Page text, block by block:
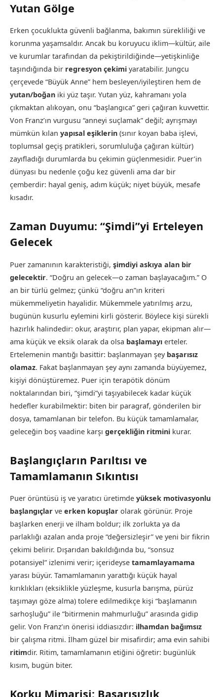
Yutan Gölge
Erken çocuklukta güvenli bağlanma, bakımın sürekliliği ve
korunma yaşamsaldır. Ancak bu koruyucu iklim—kültür, aile
ve kurumlar tarafından da pekiştirildiğinde—yetişkinliğe
taşındığında bir regresyon çekimi yaratabilir. Jungcu
çerçevede “Büyük Anne” hem besleyen/iyileştiren hem de
yutan/boğan iki yüz taşır. Yutan yüz, kahramanı yola
çıkmaktan alıkoyan, onu “başlangıca” geri çağıran kuvvettir.
Von Franz’ın vurgusu “anneyi suçlamak” değil; ayrışmayı
mümkün kılan yapısal eşiklerin (sınır koyan baba işlevi,
toplumsal geçiş pratikleri, sorumluluğa çağıran kültür)
zayıfladığı durumlarda bu çekimin güçlenmesidir. Puer’in
dünyası bu nedenle çoğu kez güvenli ama dar bir
çemberdir: hayal geniş, adım küçük; niyet büyük, mesafe
kısadır.
Zaman Duyumu: “Şimdi”yi Erteleyen
Gelecek
Puer zamanının karakteristiği, şimdiyi askıya alan bir
gelecektir. “Doğru an gelecek—o zaman başlayacağım.” O
an bir türlü gelmez; çünkü “doğru an”ın kriteri
mükemmeliyetin hayalidir. Mükemmele yatırılmış arzu,
bugünün kusurlu eylemini kirli gösterir. Böylece kişi sürekli
hazırlık halindedir: okur, araştırır, plan yapar, ekipman alır—
ama küçük ve eksik olarak da olsa başlamayı erteler.
Ertelemenin mantığı basittir: başlanmayan şey başarısız
olamaz. Fakat başlanmayan şey aynı zamanda büyüyemez,
kişiyi dönüştüremez. Puer için terapötik dönüm
noktalarından biri, “şimdi”yi taşıyabilecek kadar küçük
hedefler kurabilmektir: biten bir paragraf, gönderilen bir
dosya, tamamlanan bir telefon. Bu küçük tamamlamalar,
geleceğin boş vaadine karşı gerçekliğin ritmini kurar.
Başlangıçların Parıltısı ve
Tamamlamanın Sıkıntısı
Puer örüntüsü iş ve yaratıcı üretimde yüksek motivasyonlu
başlangıçlar ve erken kopuşlar olarak görünür. Proje
başlarken enerji ve ilham boldur; ilk zorlukta ya da
parlaklığı azalan anda proje “değersizleşir” ve yeni bir fikrin
çekimi belirir. Dışarıdan bakıldığında bu, “sonsuz
potansiyel” izlenimi verir; içerideyse tamamlayamama
yarası büyür. Tamamlamanın yarattığı küçük hayal
kırıklıkları (eksiklikle yüzleşme, kusurla barışma, pürüz
taşımayı göze alma) tolere edilmedikçe kişi “başlamanın
sarhoşluğu” ile “bitirmenin mahmurluğu” arasında gidip
gelir. Von Franz’ın önerisi iddiasızdır: ilhamdan bağımsız
bir çalışma ritmi. İlham güzel bir misafirdir; ama evin sahibi
ritimdir. Ritim, tamamlamanın etiğini öğretir: bugünlük
kısım, bugün biter.
Korku Mimarisi: Başarısızlık,